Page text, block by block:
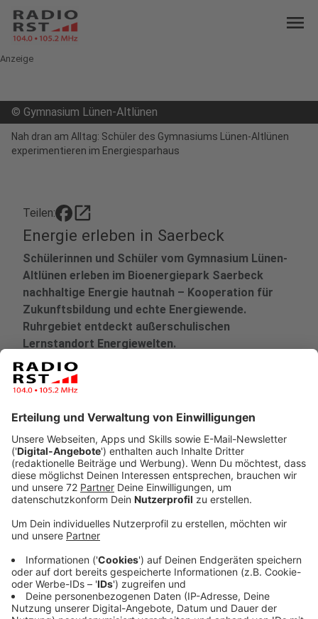
menu
Anzeige
© Gymnasium Lünen-Altlünen
Nah dran am Alltag: Schüler des Gymnasiums Lünen-Altlünen
experimentieren im Energiesparhaus
Teilen: open_in_new
Energie erleben in Saerbeck
Schülerinnen und Schüler vom Gymnasium Lünen-
Altlünen erleben im Bioenergiepark Saerbeck
nachhaltige Energie hautnah – Kooperation für
Zukunftsbildung und echte Energiewende.
Ruhrgebiet entdeckt außerschulischen
Lernstandort Energiewelten.
Veröffentlicht:
Saerbeck als Klimakommune: Kooperation
mit Lünen-Altlünen bringt Energiezukunft ins
Klassenzimmer
Anzeige
Saerbeck ist nicht nur ein Ort, sondern ein Symbol für
gelebten Klimaschutz. Mit einer neuen Kooperation
wird Saerbeck als Klimakommune zum überregionalen